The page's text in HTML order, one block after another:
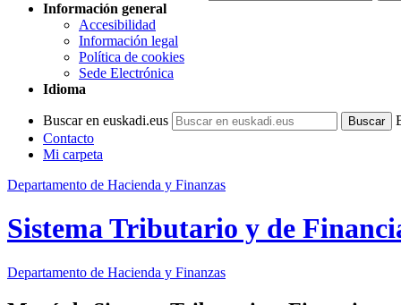
Información general
Accesibilidad
Información legal
Política de cookies
Sede Electrónica
Idioma
Buscar en euskadi.eus
Contacto
Mi carpeta
Departamento de Hacienda y Finanzas
Sistema Tributario y de
Departamento de Hacienda y Finanzas